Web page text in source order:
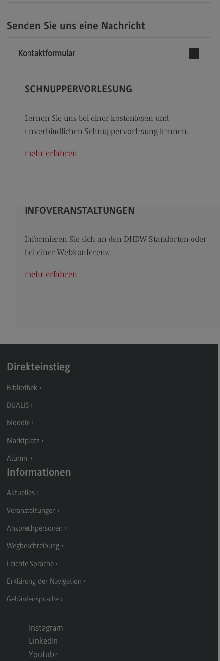
Berufsperspektiven
Kontakt
Digital Business Management
Berufsperspektiven
Kontakt
Digitalisierung in der Sozialen Arbeit
Berufsperspektiven
Elektrotechnik und Informationstechnik
Profil-O-Mat Elektrotechnik und
Entrepreneurship
Entrepreneurship
Modulangebot
Berufsperspektiven
Kontakt
Executive Engineering
Besonderheiten und Highlights
Berufsperspektiven
Finance
Finance
Modulangebot
Berufsperspektiven
Kontakt
General Business Management
Senden Sie uns eine Nachricht
Kontaktformular
SCHNUPPERVORLESUNG
Lernen Sie uns bei einer kostenlosen und
unverbindlichen Schnuppervorlesung kennen.
mehr erfahren
INFOVERANSTALTUNGEN
Informieren Sie sich an den DHBW Standorten oder
bei einer Webkonferenz.
mehr erfahren
Direkteinstieg
Bibliothek
DUALIS
Moodle
Marktplatz
Alumni
Informationen
Aktuelles
Veranstaltungen
Ansprechpersonen
Wegbeschreibung
Leichte Sprache
Erklärung der Navigation
Gebärdensprache
Instagram
LinkedIn
Youtube